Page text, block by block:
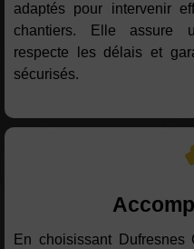
adaptés pour intervenir
chantiers. Elle assure
respecte les délais et
sécurisés.
En choisissant Dufresnes